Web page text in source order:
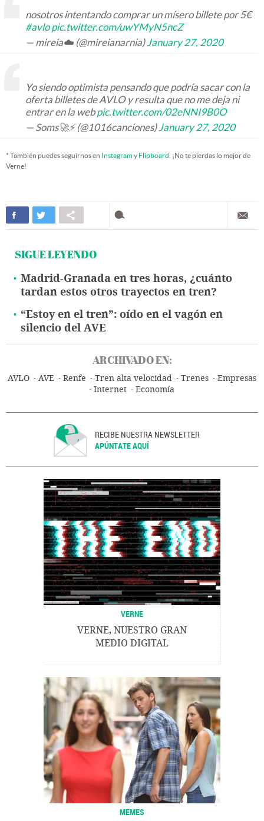
nosotros intentando comprar un mísero billete por 5€
#avlo pic.twitter.com/uwYMyN5ncZ
— mireia☁️ (@mireianarnia) January 27, 2020
Yo siendo optimista pensando que podría sacar con la
oferta billetes de AVLO y resulta que no me deja ni
entrar en la webpic.twitter.com/02eNNI9B0O
— Soms🚀⚡ (@1016canciones) January 27, 2020
* También puedes seguirnos en Instagramy Flipboard . ¡No te pierdas lo mejor de
Verne!
SIGUE LEYENDO
Madrid-Granada en tres horas, ¿cuánto
tardan estos otros trayectos en tren?
“Estoy en el tren”: oído en el vagón en
silencio del AVE
ARCHIVADO EN:
AVLO AVE Renfe Tren alta velocidad Trenes
Empresas
Internet
Economía
RECIBE NUESTRA NEWSLETTER
APÚNTATE AQUÍ
VERNE
VERNE, NUESTRO GRAN
MEDIO DIGITAL
MEMES